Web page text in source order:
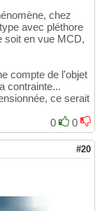
chez
avec pléthore
soit en vue MCD,
compte de l'objet
contrainte...
ce serait
0
0
#20